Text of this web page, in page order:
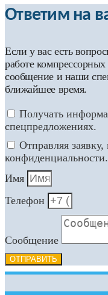
Ответим на
Если у вас есть
работе
сообщение и наши
ближайшее время.
Получать
спецпредложениях.
Отправляя
конфиденциальности.
Имя
Телефон
Сообщение
ОТПРАВИТЬ